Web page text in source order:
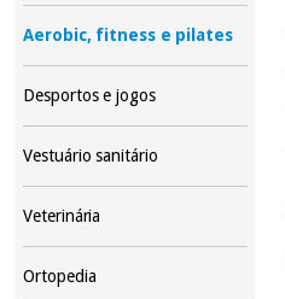
Aerobic, fitness e pilates
Desportos e jogos
Vestuário sanitário
Veterinária
Ortopedia